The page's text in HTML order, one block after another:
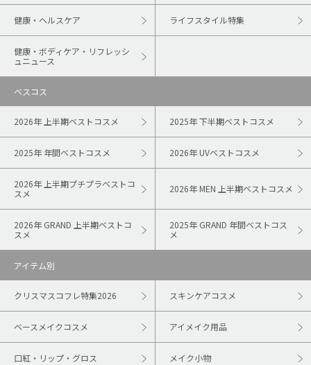
健康・ヘルスケア ライフスタイル特集
健康・ボディケア・リフレッシ
ュニュース
ベスコス
2026年 上半期ベストコスメ 2025年 下半期ベストコスメ
2025年 年間ベストコスメ 2026年 UVベストコスメ
2026年 上半期プチプラベストコ
スメ
2026年 MEN 上半期ベストコスメ
2026年 GRAND 上半期ベストコ
スメ
2025年 GRAND 年間ベストコス
メ
アイテム別
クリスマスコフレ特集2026 スキンケアコスメ
ベースメイクコスメ アイメイク用品
口紅・リップ・グロス メイク小物